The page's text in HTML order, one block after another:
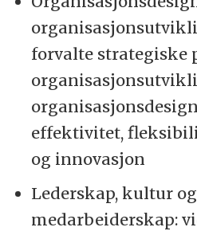
forvalte strategiske
effektivitet,
og innovasjon
Lederskap, kultur og
medarbeiderskap: